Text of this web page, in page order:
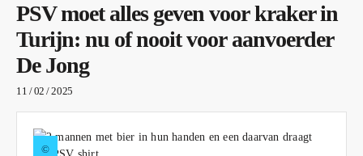
PSV moet alles geven voor kraker in
Turijn: nu of nooit voor aanvoerder
De Jong
11 / 02 / 2025
©